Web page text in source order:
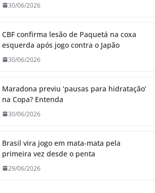
30/06/2026
CBF confirma lesão de Paquetá na coxa
esquerda após jogo contra o Japão
30/06/2026
Maradona previu ‘pausas para hidratação’
na Copa? Entenda
30/06/2026
Brasil vira jogo em mata-mata pela
primeira vez desde o penta
29/06/2026